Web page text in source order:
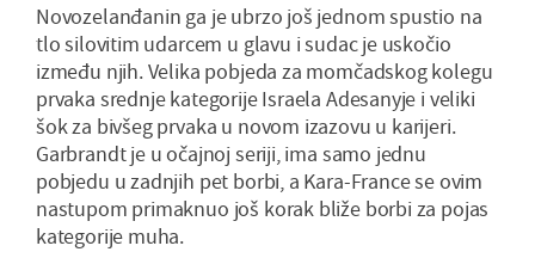
Novozelanđanin ga je ubrzo još jednom spustio na
tlo silovitim udarcem u glavu i sudac je uskočio
između njih. Velika pobjeda za momčadskog kolegu
prvaka srednje kategorije Israela Adesanyje i veliki
šok za bivšeg prvaka u novom izazovu u karijeri.
Garbrandt je u očajnoj seriji, ima samo jednu
pobjedu u zadnjih pet borbi, a Kara-France se ovim
nastupom primaknuo još korak bliže borbi za pojas
kategorije muha.